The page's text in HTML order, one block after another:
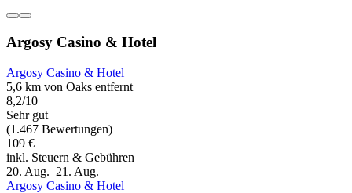
Argosy Casino & Hotel
Argosy Casino & Hotel
5,6 km von Oaks entfernt
8,2/10
Sehr gut
(1.467 Bewertungen)
109 €
inkl. Steuern & Gebühren
20. Aug.–21. Aug.
Argosy Casino & Hotel